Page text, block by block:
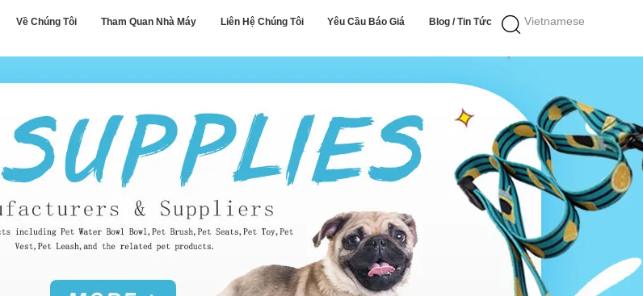
Vietnamese
Về Chúng Tôi Tham Quan Nhà Máy Liên Hệ Chúng Tôi Yêu Cầu Báo Giá Blog / Tin Tức